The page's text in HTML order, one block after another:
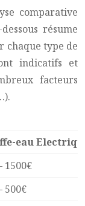
comparative
résume
chaque type de
indicatifs et
facteurs
eau
1500€
500€